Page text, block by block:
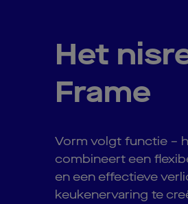
Het
Frame
Vorm volgt functie –
combineert een
en een effectieve
keukenervaring te